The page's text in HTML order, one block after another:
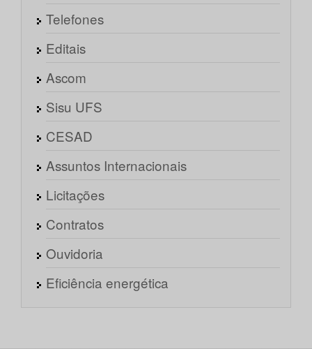
Telefones
Editais
Ascom
Sisu UFS
CESAD
Assuntos Internacionais
Licitações
Contratos
Ouvidoria
Eficiência energética